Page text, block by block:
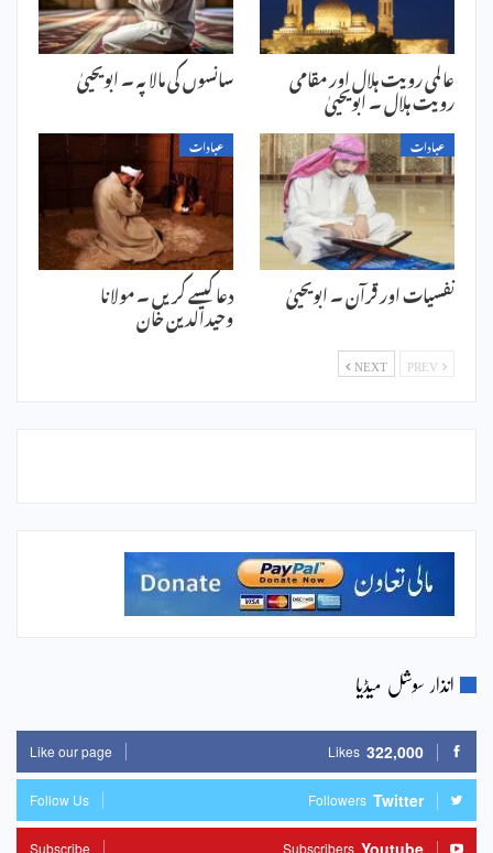
عالمی رویت ہلال اور مقامی
رویت ہلال ۔ ابویحییٰ
سانسوں کی مالا پہ ۔ ابویحییٰ
عبادات
نفسیات اور قرآن ۔ ابویحییٰ
عبادات
دعا کیسے کریں ۔ مولانا
وحیدالدین خان
NEXT
انذار سوشل میڈیا
322,000
Likes
Like our page
Twitter
Followers
Follow Us
Subscribers
Subscribe